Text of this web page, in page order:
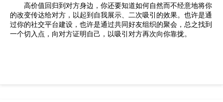
高价值回归到对方身边，你还要知道如何自然而不经意地将你
的改变传达给对方，以起到自我展示、二次吸引的效果。也许是通
过你的社交平台建设，也许是通过共同好友组织的聚会，总之找到
一个切入点，向对方证明自己，以吸引对方再次向你靠拢。